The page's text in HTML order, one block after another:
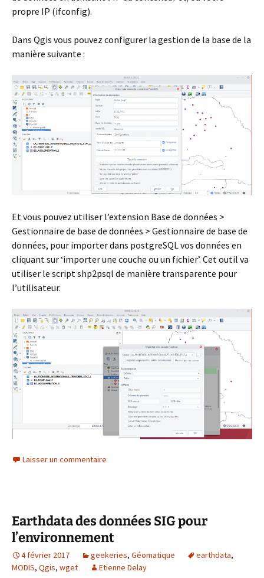
propre IP (ifconfig).
Dans Qgis vous pouvez configurer la gestion de la base de la
manière suivante :
Et vous pouvez utiliser l’extension Base de données >
Gestionnaire de base de données > Gestionnaire de base de
données, pour importer dans postgreSQL vos données en
cliquant sur ‘importer une couche ou un fichier’. Cet outil va
utiliser le script shp2psql de manière transparente pour
l’utilisateur.
Laisser un commentaire
Earthdata des données SIG pour
l’environnement
4 février 2017 geekeries, Géomatique earthdata,
MODIS, Qgis, wget Etienne Delay